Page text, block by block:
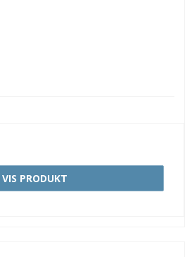
VIS PRODUKT